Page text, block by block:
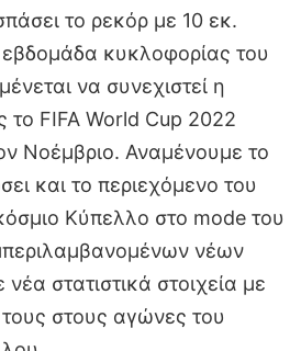
το ρεκόρ με 10 εκ.
κυκλοφορίας του
να συνεχιστεί η
το FIFA World Cup 2022
Νοέμβριο. Αναμένουμε το
και το περιεχόμενο του
Κύπελλο στο mode του
νέων
στατιστικά στοιχεία με
στους αγώνες του